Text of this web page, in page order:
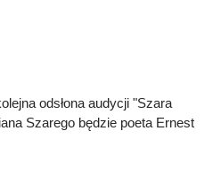
odsłona audycji "Szara
Szarego będzie poeta Ernest